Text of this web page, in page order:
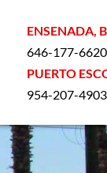
ENSENADA,
646-177-6620
PUERTO
954-207-4903